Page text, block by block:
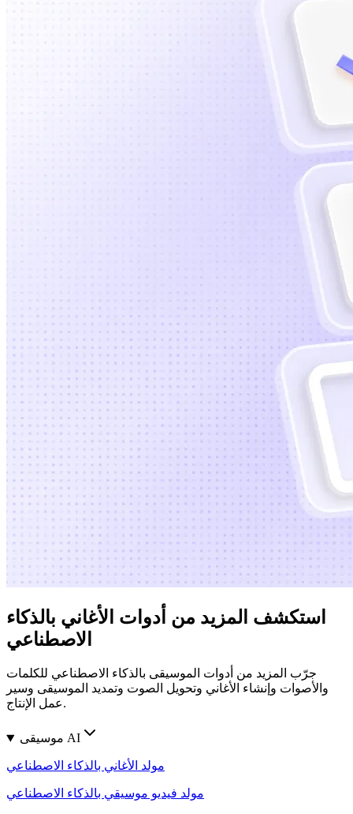
استكشف المزيد من أدوات الأغاني بالذكاء
الاصطناعي
جرّب المزيد من أدوات الموسيقى بالذكاء الاصطناعي للكلمات
والأصوات وإنشاء الأغاني وتحويل الصوت وتمديد الموسيقى وسير
عمل الإنتاج.
موسيقى AI
مولد الأغاني بالذكاء الاصطناعي
مولد فيديو موسيقي بالذكاء الاصطناعي